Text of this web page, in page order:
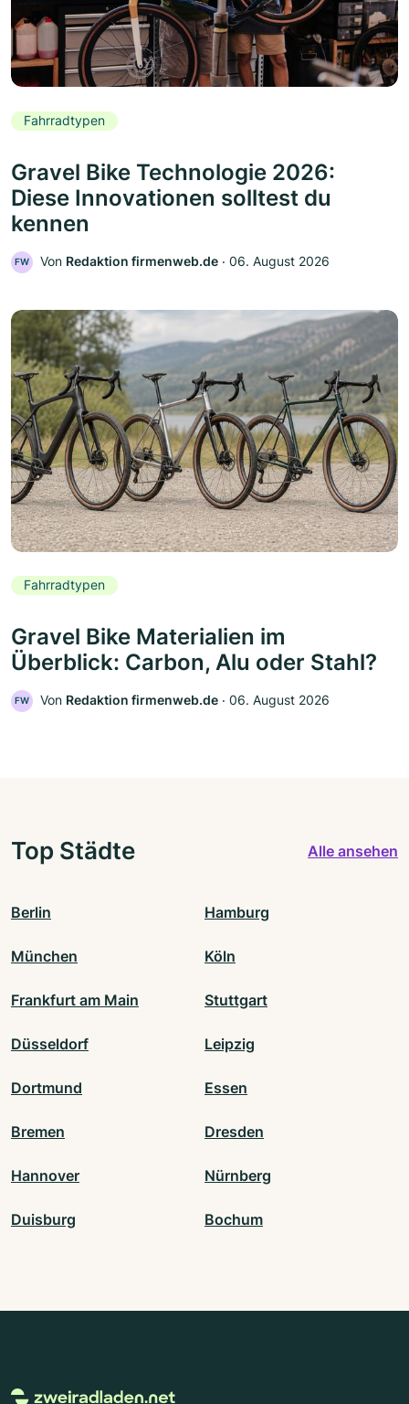
Fahrradtypen
Gravel Bike Technologie 2026:
Diese Innovationen solltest du
kennen
FW Von Redaktion firmenweb.de ‧ 06. August 2026
Fahrradtypen
Gravel Bike Materialien im
Überblick: Carbon, Alu oder Stahl?
FW Von Redaktion firmenweb.de ‧ 06. August 2026
Top Städte Alle ansehen
Berlin Hamburg
München Köln
Frankfurt am Main Stuttgart
Düsseldorf Leipzig
Dortmund Essen
Bremen Dresden
Hannover Nürnberg
Duisburg Bochum